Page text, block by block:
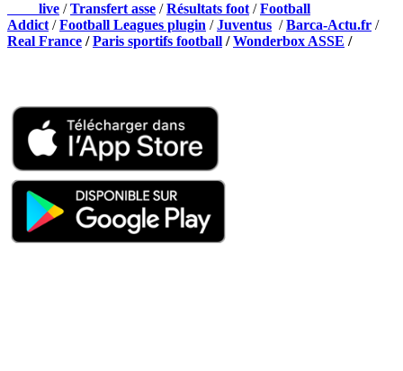
live /Transfert asse /Résultats foot /Football
Addict /Football Leagues plugin /Juventus /Barca-Actu.fr /
Real France /Paris sportifs football /Wonderbox ASSE /